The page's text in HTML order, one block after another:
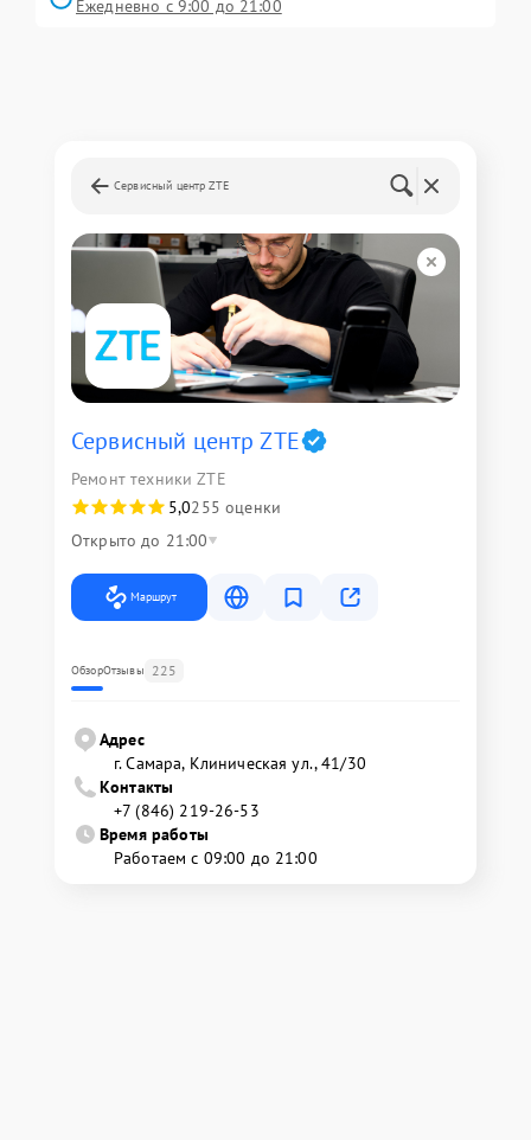
Ежедневно с 9:00 до 21:00
Сервисный центр ZTE
Сервисный центр ZTE
Ремонт техники ZTE
5,0255 оценки
Открыто до 21:00
Маршрут
ОбзорОтзывы 225
Адрес
г. Самара, Клиническая ул., 41/30
Контакты
+7 (846) 219-26-53
Время работы
Работаем с 09:00 до 21:00